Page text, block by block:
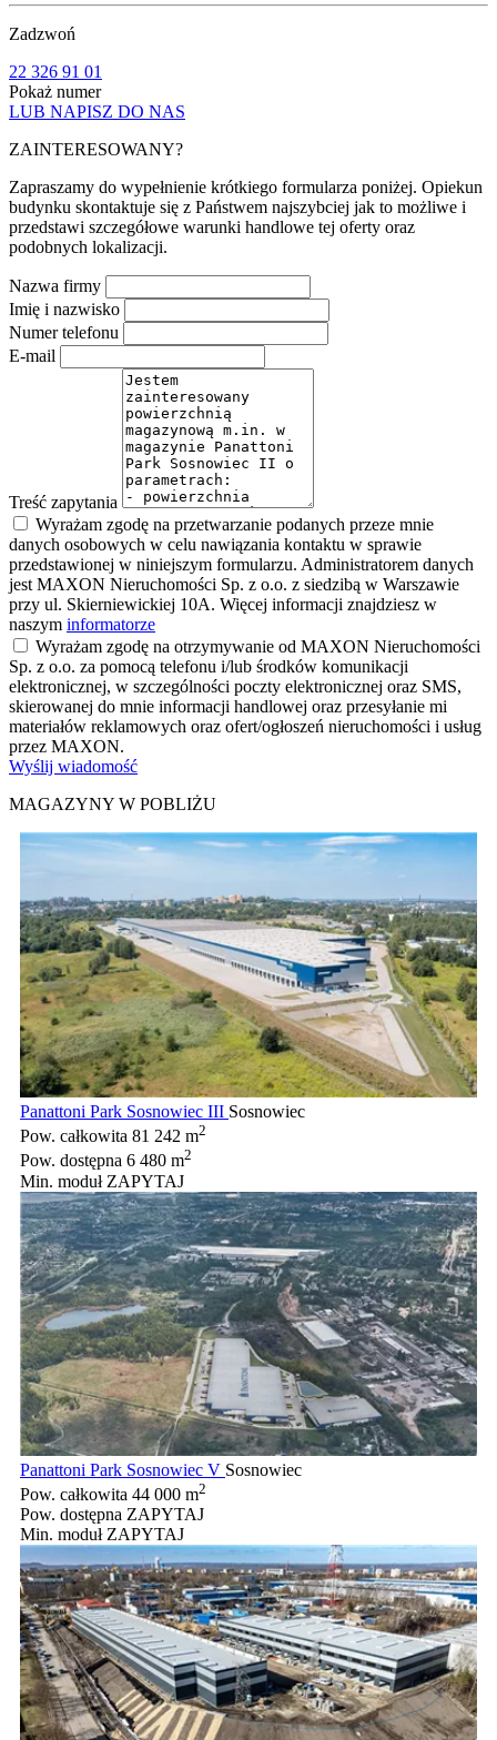
Zadzwoń
22 326 91 01
Pokaż numer
LUB NAPISZ DO NAS
ZAINTERESOWANY?
Zapraszamy do wypełnienie krótkiego formularza poniżej. Opiekun
budynku skontaktuje się z Państwem najszybciej jak to możliwe i
przedstawi szczegółowe warunki handlowe tej oferty oraz
podobnych lokalizacji.
Nazwa firmy
Imię i nazwisko
Numer telefonu
E-mail
Treść zapytania
Wyrażam zgodę na przetwarzanie podanych przeze mnie
danych osobowych w celu nawiązania kontaktu w sprawie
przedstawionej w niniejszym formularzu. Administratorem danych
jest MAXON Nieruchomości Sp. z o.o. z siedzibą w Warszawie
przy ul. Skierniewickiej 10A. Więcej informacji znajdziesz w
naszym informatorze
Wyrażam zgodę na otrzymywanie od MAXON Nieruchomości
Sp. z o.o. za pomocą telefonu i/lub środków komunikacji
elektronicznej, w szczególności poczty elektronicznej oraz SMS,
skierowanej do mnie informacji handlowej oraz przesyłanie mi
materiałów reklamowych oraz ofert/ogłoszeń nieruchomości i usług
przez MAXON.
Wyślij wiadomość
MAGAZYNY W POBLIŻU
Panattoni Park Sosnowiec III Sosnowiec
Pow. całkowita 81 242 m2
Pow. dostępna 6 480 m2
Min. moduł ZAPYTAJ
Panattoni Park Sosnowiec V Sosnowiec
Pow. całkowita 44 000 m2
Pow. dostępna ZAPYTAJ
Min. moduł ZAPYTAJ